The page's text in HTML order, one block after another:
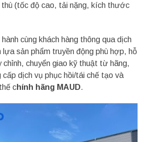
thù (tốc độ cao, tải nặng, kích thước
hành cùng khách hàng thông qua dịch
sản phẩm truyền động phù hợp, hỗ
chuyển giao kỹ thuật từ hãng,
cấp dịch vụ phục hồi/tái chế tạo và
chính hãng MAUD.